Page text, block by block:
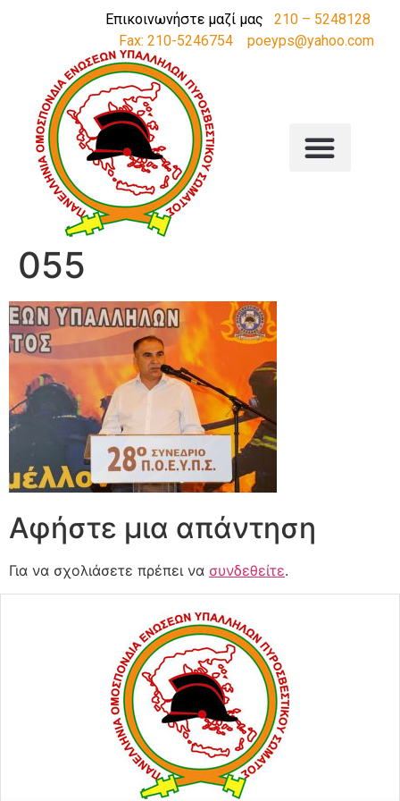
Επικοινωνήστε μαζί μας 210 – 5248128
Fax: 210-5246754
poeyps@yahoo.com
055
Αφήστε μια απάντηση
Για να σχολιάσετε πρέπει να συνδεθείτε.